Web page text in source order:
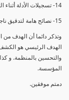
14- تسجيلات الأدلة أثناء التدقيق.
15- نصائح هامة لتدقيق ناجح.
وتذكر دائما أن الهدف
الهدف الرئيسي هو الكشف
والتحسين بالمنظمة. و
المؤسسة.
دمتم موفقين.